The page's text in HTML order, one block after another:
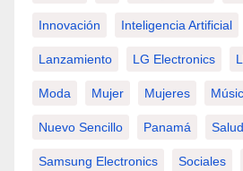
Innovación Inteligencia Artificial
Lanzamiento LG Electronics
Moda Mujer Mujeres
Nuevo Sencillo Panamá Salud
Samsung Electronics Sociales